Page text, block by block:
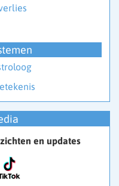
en updates